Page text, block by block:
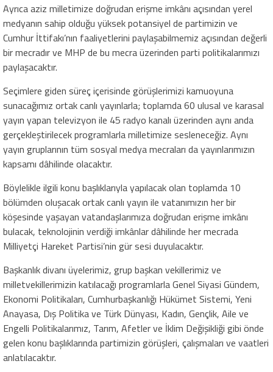
Ayrıca aziz milletimize doğrudan erişme imkânı açısından yerel
medyanın sahip olduğu yüksek potansiyel de partimizin ve
Cumhur İttifakı’nın faaliyetlerini paylaşabilmemiz açısından değerli
bir mecradır ve MHP de bu mecra üzerinden parti politikalarımızı
paylaşacaktır.
Seçimlere giden süreç içerisinde görüşlerimizi kamuoyuna
sunacağımız ortak canlı yayınlarla; toplamda 60 ulusal ve karasal
yayın yapan televizyon ile 45 radyo kanalı üzerinden aynı anda
gerçekleştirilecek programlarla milletimize sesleneceğiz. Aynı
yayın gruplarının tüm sosyal medya mecraları da yayınlarımızın
kapsamı dâhilinde olacaktır.
Böylelikle ilgili konu başlıklarıyla yapılacak olan toplamda 10
bölümden oluşacak ortak canlı yayın ile vatanımızın her bir
köşesinde yaşayan vatandaşlarımıza doğrudan erişme imkânı
bulacak, teknolojinin verdiği imkânlar dâhilinde her mecrada
Milliyetçi Hareket Partisi’nin gür sesi duyulacaktır.
Başkanlık divanı üyelerimiz, grup başkan vekillerimiz ve
milletvekillerimizin katılacağı programlarla Genel Siyasi Gündem,
Ekonomi Politikaları, Cumhurbaşkanlığı Hükümet Sistemi, Yeni
Anayasa, Dış Politika ve Türk Dünyası, Kadın, Gençlik, Aile ve
Engelli Politikalarımız, Tarım, Afetler ve İklim Değişikliği gibi önde
gelen konu başlıklarında partimizin görüşleri, çalışmaları ve vaatleri
anlatılacaktır.